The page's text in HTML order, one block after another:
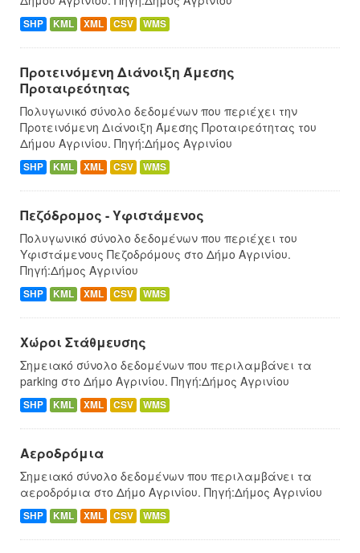
SHP KML XML CSV WMS
Προτεινόμενη Διάνοιξη Άμεσης
Προταιρεότητας
Πολυγωνικό σύνολο δεδομένων που περιέχει την
Προτεινόμενη Διάνοιξη Άμεσης Προταιρεότητας του
Δήμου Αγρινίου. Πηγή:Δήμος Αγρινίου
SHP KML XML CSV WMS
Πεζόδρομος - Υφιστάμενος
Πολυγωνικό σύνολο δεδομένων που περιέχει του
Υφιστάμενους Πεζοδρόμους στο Δήμο Αγρινίου.
Πηγή:Δήμος Αγρινίου
SHP KML XML CSV WMS
Χώροι Στάθμευσης
Σημειακό σύνολο δεδομένων που περιλαμβάνει τα
parking στο Δήμο Αγρινίου. Πηγή:Δήμος Αγρινίου
SHP KML XML CSV WMS
Αεροδρόμια
Σημειακό σύνολο δεδομένων που περιλαμβάνει τα
αεροδρόμια στο Δήμο Αγρινίου. Πηγή:Δήμος Αγρινίου
SHP KML XML CSV WMS